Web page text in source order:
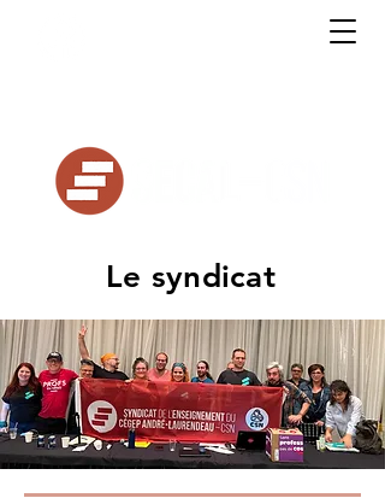
Le syndicat